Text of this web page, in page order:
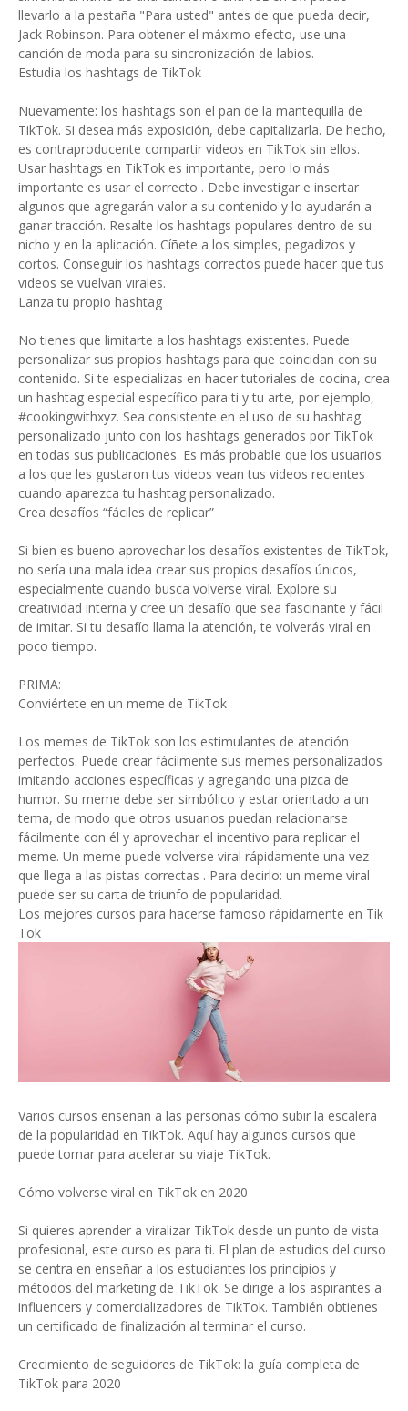
llevarlo a la pestaña "Para usted" antes de que pueda decir,
Jack Robinson. Para obtener el máximo efecto, use una
canción de moda para su sincronización de labios.
Estudia los hashtags de TikTok
Nuevamente: los hashtags son el pan de la mantequilla de
TikTok. Si desea más exposición, debe capitalizarla. De hecho,
es contraproducente compartir videos en TikTok sin ellos.
Usar hashtags en TikTok es importante, pero lo más
importante es usar el correcto . Debe investigar e insertar
algunos que agregarán valor a su contenido y lo ayudarán a
ganar tracción. Resalte los hashtags populares dentro de su
nicho y en la aplicación. Cíñete a los simples, pegadizos y
cortos. Conseguir los hashtags correctos puede hacer que tus
videos se vuelvan virales.
Lanza tu propio hashtag
No tienes que limitarte a los hashtags existentes. Puede
personalizar sus propios hashtags para que coincidan con su
contenido. Si te especializas en hacer tutoriales de cocina, crea
un hashtag especial específico para ti y tu arte, por ejemplo,
#cookingwithxyz. Sea consistente en el uso de su hashtag
personalizado junto con los hashtags generados por TikTok
en todas sus publicaciones. Es más probable que los usuarios
a los que les gustaron tus videos vean tus videos recientes
cuando aparezca tu hashtag personalizado.
Crea desafíos “fáciles de replicar”
Si bien es bueno aprovechar los desafíos existentes de TikTok,
no sería una mala idea crear sus propios desafíos únicos,
especialmente cuando busca volverse viral. Explore su
creatividad interna y cree un desafío que sea fascinante y fácil
de imitar. Si tu desafío llama la atención, te volverás viral en
poco tiempo.
PRIMA:
Conviértete en un meme de TikTok
Los memes de TikTok son los estimulantes de atención
perfectos. Puede crear fácilmente sus memes personalizados
imitando acciones específicas y agregando una pizca de
humor. Su meme debe ser simbólico y estar orientado a un
tema, de modo que otros usuarios puedan relacionarse
fácilmente con él y aprovechar el incentivo para replicar el
meme. Un meme puede volverse viral rápidamente una vez
que llega a las pistas correctas . Para decirlo: un meme viral
puede ser su carta de triunfo de popularidad.
Los mejores cursos para hacerse famoso rápidamente en Tik
Tok
Varios cursos enseñan a las personas cómo subir la escalera
de la popularidad en TikTok. Aquí hay algunos cursos que
puede tomar para acelerar su viaje TikTok.
Cómo volverse viral en TikTok en 2020
Si quieres aprender a viralizar TikTok desde un punto de vista
profesional, este curso es para ti. El plan de estudios del curso
se centra en enseñar a los estudiantes los principios y
métodos del marketing de TikTok. Se dirige a los aspirantes a
influencers y comercializadores de TikTok. También obtienes
un certificado de finalización al terminar el curso.
Crecimiento de seguidores de TikTok: la guía completa de
TikTok para 2020